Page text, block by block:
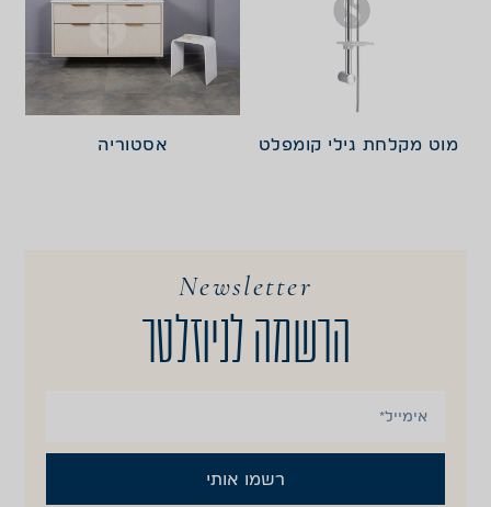
מוט מקלחת גילי קומפלט אסטוריה
Newsletter
הרשמה לניוזלטר
רשמו אותי